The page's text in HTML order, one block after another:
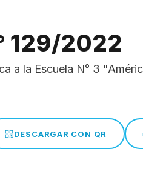
129/2022
a la Escuela N° 3
DESCARGAR CON QR